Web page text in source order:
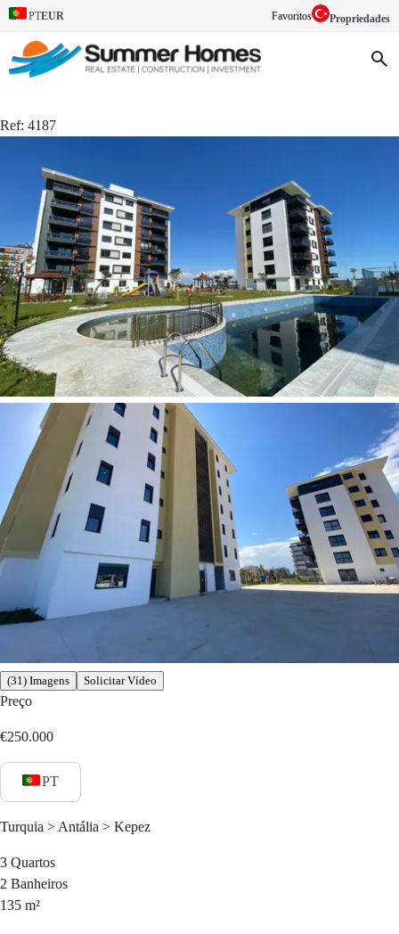
PTEUR Favoritos Propriedades
Ref: 4187
(31) Imagens Solicitar Vídeo
Preço
€250.000
PT
Turquia > Antália > Kepez
3 Quartos
2 Banheiros
135 m²